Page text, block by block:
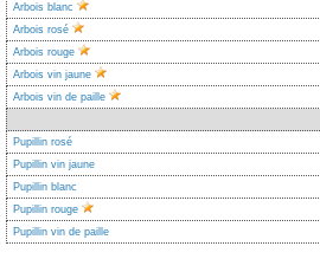
Arbois blanc
Arbois rosé
Arbois rouge
Arbois vin jaune
Arbois vin de paille
Pupillin rosé
Pupillin vin jaune
Pupillin blanc
Pupillin rouge
Pupillin vin de paille